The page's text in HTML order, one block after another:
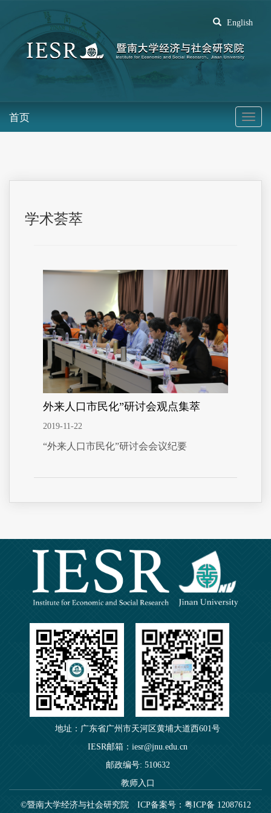
English
首页
学术荟萃
外来人口市民化”研讨会观点集萃
2019-11-22
“外来人口市民化”研讨会会议纪要
地址：广东省广州市天河区黄埔大道西601号
IESR邮箱：iesr@jnu.edu.cn
邮政编号: 510632
教师入口
©暨南大学经济与社会研究院
ICP备案号：粤ICP备 12087612